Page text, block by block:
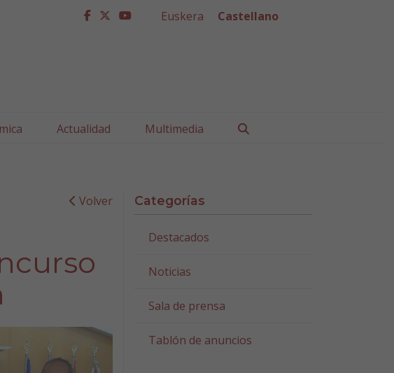
facebook
twitter
youtube
Euskera Castellano
Actualidad Multimedia
Volver Categorías
Destacados
Noticias
Sala de prensa
Tablón de anuncios